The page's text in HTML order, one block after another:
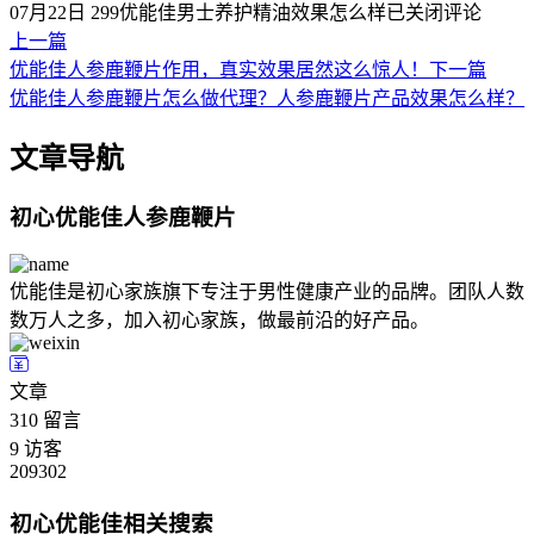
07月22日 299优能佳男士养护精油效果怎么样已关闭评论
上一篇
优能佳人参鹿鞭片作用，真实效果居然这么惊人！ 下一篇
优能佳人参鹿鞭片怎么做代理？人参鹿鞭片产品效果怎么样？
文章导航
初心优能佳人参鹿鞭片
优能佳是初心家族旗下专注于男性健康产业的品牌。团队人数
数万人之多，加入初心家族，做最前沿的好产品。
文章
310 留言
9 访客
209302
初心优能佳相关搜索